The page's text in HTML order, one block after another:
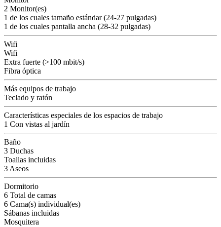
2 Monitor(es)
1 de los cuales tamaño estándar (24-27 pulgadas)
1 de los cuales pantalla ancha (28-32 pulgadas)
Wifi
Wifi
Extra fuerte (>100 mbit/s)
Fibra óptica
Más equipos de trabajo
Teclado y ratón
Características especiales de los espacios de trabajo
1 Con vistas al jardín
Baño
3 Duchas
Toallas incluidas
3 Aseos
Dormitorio
6 Total de camas
6 Cama(s) individual(es)
Sábanas incluidas
Mosquitera